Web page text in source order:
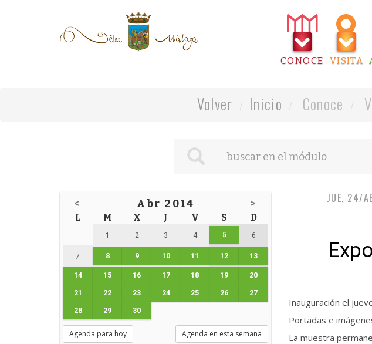
CONOCE VISITA
Volver Inicio Conoce
< Abr 2014 >
L M X J V S D
1 2 3 4 5 6
7 8 9 10 11 12 13
14 15 16 17 18 19 20
21 22 23 24 25 26 27
28 29 30
Agenda para hoy Agenda en esta semana
JUE, 24/
Inauguración el
Portadas e
La muestra